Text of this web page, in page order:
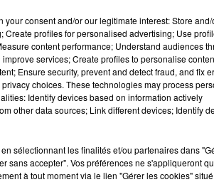
Voir plus
2026
consent and/or our legitimate interest: Store and/
profiles for personalised advertising; Use
content performance; Understand audiences
services; Create profiles to personalise
Ensure security, prevent and detect fraud, and fix
choices. These technologies may process
Identify devices based on information actively
other data sources; Link different devices; Identify
sélectionnant les finalités et/ou partenaires dans
sans accepter". Vos préférences ne s'appliqueront
à tout moment via le lien "Gérer les cookies"